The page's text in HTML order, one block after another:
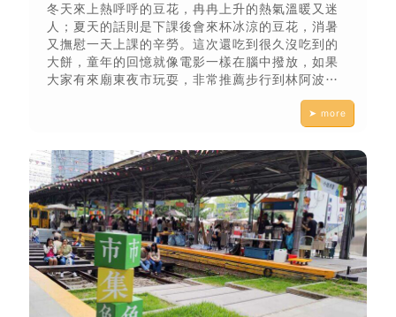
冬天來上熱呼呼的豆花，冉冉上升的熱氣溫暖又迷
人；夏天的話則是下課後會來杯冰涼的豆花，消暑
又撫慰一天上課的辛勞。這次還吃到很久沒吃到的
大餅，童年的回憶就像電影一樣在腦中撥放，如果
大家有來廟東夜市玩耍，非常推薦步行到林阿波杏
➤ more